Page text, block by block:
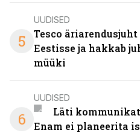
5
UUDISED
Tesco äriarendusjuht
Eestisse ja hakkab
müüki
6
UUDISED
Läti
Enam ei planeerita